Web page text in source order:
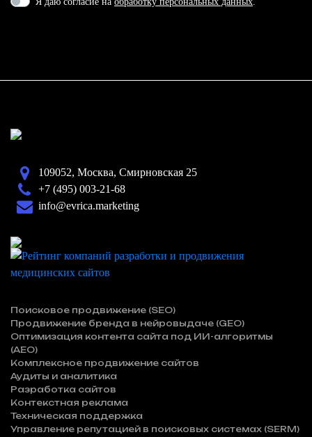
109052, Москва, Смирновская 25
+7 (495) 003-21-68
info@evrica.marketing
Поисковое продвижение (SEO)
Продвижение бренда в нейровыдаче (GEO)
Оптимизация контента сайта под ИИ-алгоритмы
(AEO)
Комплексное продвижение сайтов
Аудиты и аналитика
Разработка сайтов
Контекстная реклама
Техническая поддержка
Управление репутацией в поисковых системах (SERM)